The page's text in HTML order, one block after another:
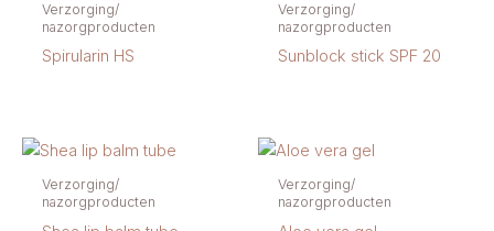
Verzorging/
nazorgproducten
Spirularin HS
Verzorging/
nazorgproducten
Sunblock stick SPF 20
Verzorging/
nazorgproducten
Verzorging/
nazorgproducten